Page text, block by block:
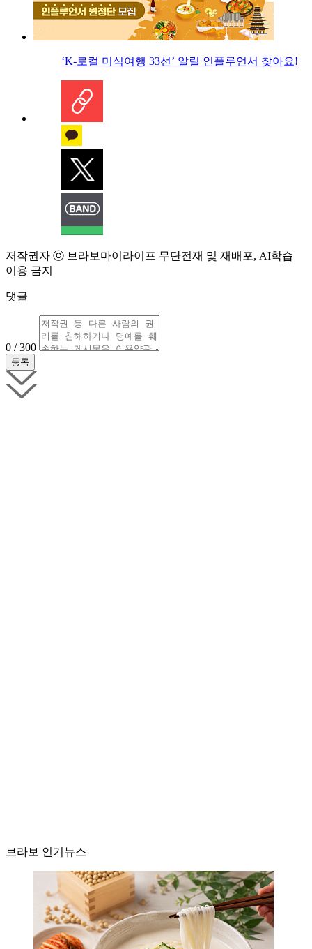
‘K-로컬 미식여행 33선’ 알릴 인플루언서 찾아요!
저작권자 ⓒ 브라보마이라이프 무단전재 및 재배포, AI학습
이용 금지
댓글
0 / 300
브라보 인기뉴스